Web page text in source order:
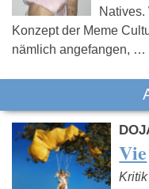
Natives.
Konzept der Meme
nämlich angefangen, …
Vie